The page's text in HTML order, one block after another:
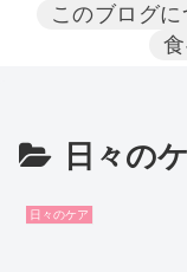
このブログに
日々の
日々のケア